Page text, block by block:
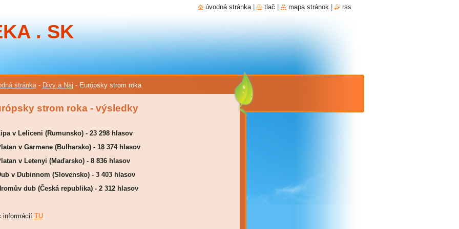
. SK
stránka - Divy a Naj - Európsky strom roka
strom roka - výsledky
v Leliceni (Rumunsko) - 23 298 hlasov
v Garmene (Bulharsko) - 18 374 hlasov
v Letenyi (Maďarsko) - 8 836 hlasov
v Dubinnom (Slovensko) - 3 403 hlasov
dub (Česká republika) - 2 312 hlasov
informácií TU
úvodná stránka tlač mapa stránok rss